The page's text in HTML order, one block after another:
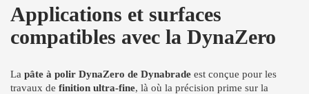
Applications et surfaces
compatibles avec la DynaZero
La pâte à polir DynaZero de Dynabrade est conçue pour les
travaux de finition ultra-fine, là où la précision prime sur la